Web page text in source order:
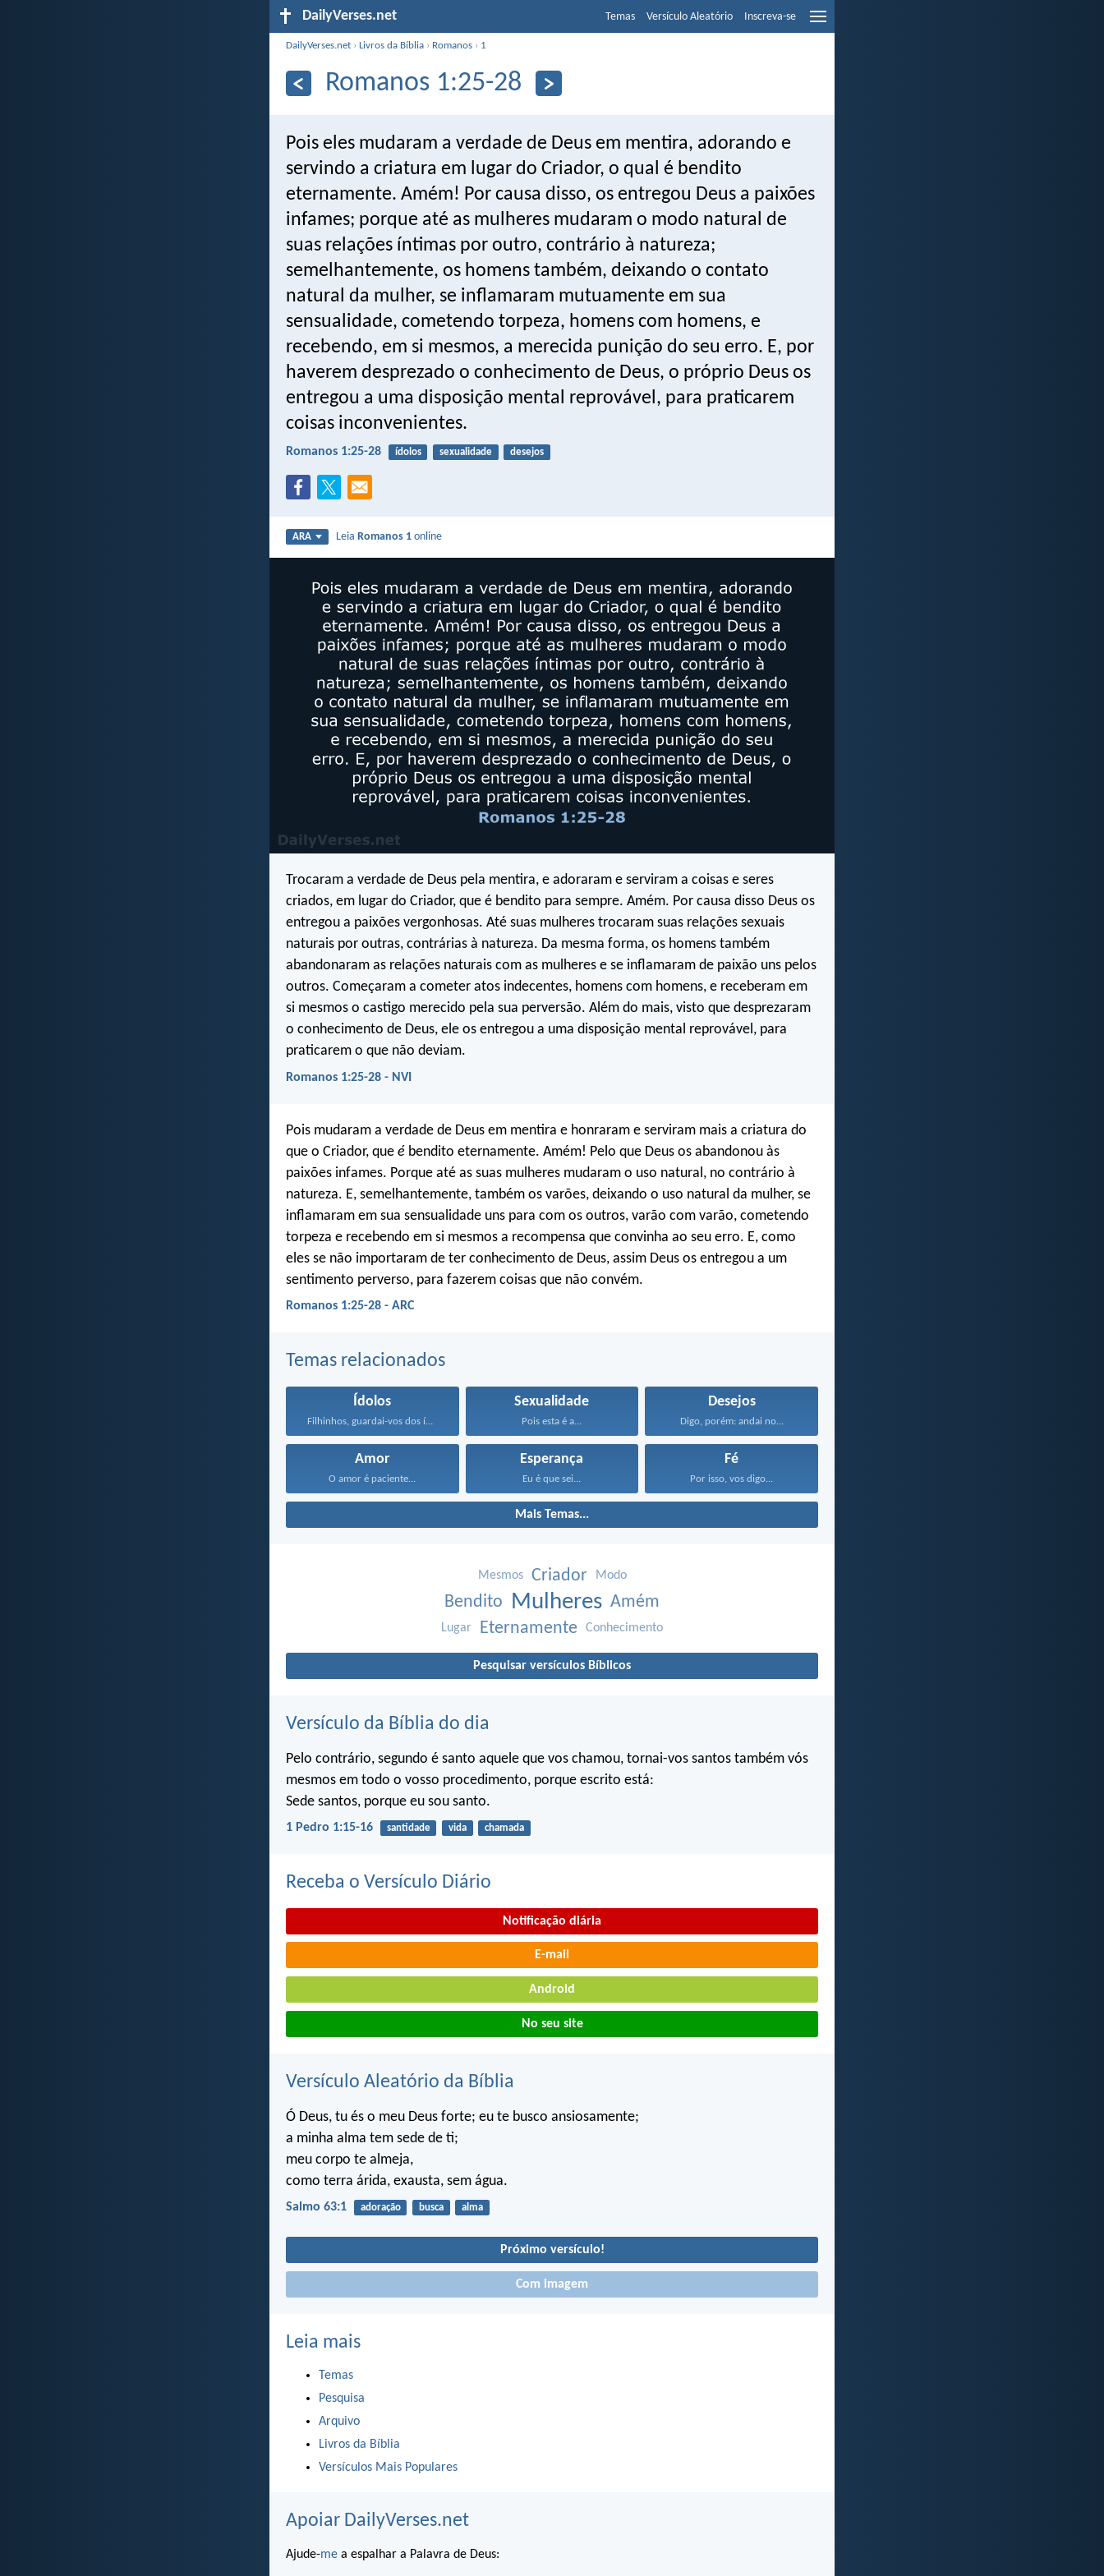
DailyVerses.net Temas Versículo Aleatório Inscreva-se
DailyVerses.net ›Livros da Bíblia › Romanos › 1
Romanos 1:25-28
Pois eles mudaram a verdade de Deus em mentira, adorando e
servindo a criatura em lugar do Criador, o qual é bendito
eternamente. Amém! Por causa disso, os entregou Deus a paixões
infames; porque até as mulheres mudaram o modo natural de
suas relações íntimas por outro, contrário à natureza;
semelhantemente, os homens também, deixando o contato
natural da mulher, se inflamaram mutuamente em sua
sensualidade, cometendo torpeza, homens com homens, e
recebendo, em si mesmos, a merecida punição do seu erro. E, por
haverem desprezado o conhecimento de Deus, o próprio Deus os
entregou a uma disposição mental reprovável, para praticarem
coisas inconvenientes.
Romanos 1:25-28 ídolos sexualidade desejos
ARA LeiaRomanos 1 online
Trocaram a verdade de Deus pela mentira, e adoraram e serviram a coisas e seres
criados, em lugar do Criador, que é bendito para sempre. Amém. Por causa disso Deus os
entregou a paixões vergonhosas. Até suas mulheres trocaram suas relações sexuais
naturais por outras, contrárias à natureza. Da mesma forma, os homens também
abandonaram as relações naturais com as mulheres e se inflamaram de paixão uns pelos
outros. Começaram a cometer atos indecentes, homens com homens, e receberam em
si mesmos o castigo merecido pela sua perversão. Além do mais, visto que desprezaram
o conhecimento de Deus, ele os entregou a uma disposição mental reprovável, para
praticarem o que não deviam.
Romanos 1:25-28 - NVI
Pois mudaram a verdade de Deus em mentira e honraram e serviram mais a criatura do
que o Criador, que é bendito eternamente. Amém! Pelo que Deus os abandonou às
paixões infames. Porque até as suas mulheres mudaram o uso natural, no contrário à
natureza. E, semelhantemente, também os varões, deixando o uso natural da mulher, se
inflamaram em sua sensualidade uns para com os outros, varão com varão, cometendo
torpeza e recebendo em si mesmos a recompensa que convinha ao seu erro. E, como
eles se não importaram de ter conhecimento de Deus, assim Deus os entregou a um
sentimento perverso, para fazerem coisas que não convém.
Romanos 1:25-28 - ARC
Temas relacionados
Ídolos
Filhinhos, guardai-vos dos ídolos...
Sexualidade
Pois esta é a...
Desejos
Digo, porém: andai no...
Amor
O amor é paciente...
Esperança
Eu é que sei...
Fé
Por isso, vos digo...
Mais Temas...
Mesmos Criador Modo
Bendito Mulheres Amém
Lugar Eternamente Conhecimento
Pesquisar versículos Bíblicos
Versículo da Bíblia do dia
Pelo contrário, segundo é santo aquele que vos chamou, tornai-vos santos também vós
mesmos em todo o vosso procedimento, porque escrito está:
Sede santos, porque eu sou santo.
1 Pedro 1:15-16 santidade vida chamada
Receba o Versículo Diário
Notificação diária
E-mail
Android
No seu site
Versículo Aleatório da Bíblia
Ó Deus, tu és o meu Deus forte; eu te busco ansiosamente;
a minha alma tem sede de ti;
meu corpo te almeja,
como terra árida, exausta, sem água.
Salmo 63:1 adoração busca alma
Próximo versículo!
Com imagem
Leia mais
Temas
Pesquisa
Arquivo
Livros da Bíblia
Versículos Mais Populares
Apoiar DailyVerses.net
Ajude-me a espalhar a Palavra de Deus: